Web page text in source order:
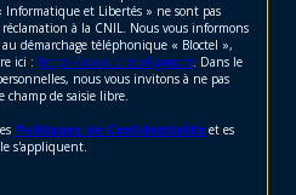
Informatique et Libertés » ne sont pas
à la CNIL. Nous vous informons
démarchage téléphonique « Bloctel »,
ici : https://www.bloctel.gouv.fr. Dans le
nous vous invitons à ne pas
champ de saisie libre.
Politiques de Confidentialité et es
s'appliquent.